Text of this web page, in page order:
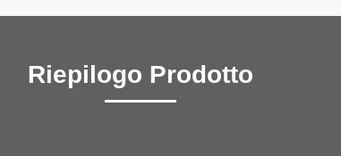
Riepilogo Prodotto